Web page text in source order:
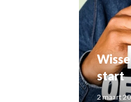
start
2 maart